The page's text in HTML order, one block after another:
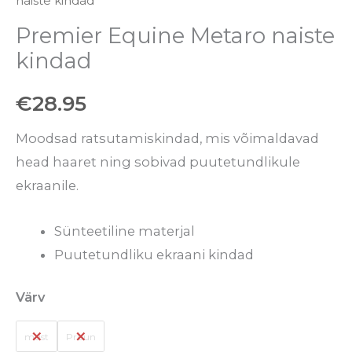
Premier Equine Metaro naiste
kindad
€28.95
Moodsad ratsutamiskindad, mis võimaldavad
head haaret ning sobivad puutetundlikule
ekraanile.
Sünteetiline materjal
Puutetundliku ekraani kindad
Värv
must Pruun